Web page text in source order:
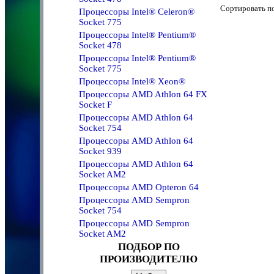
Процессоры Intel® Celeron®
Socket 775
Процессоры Intel® Pentium®
Socket 478
Процессоры Intel® Pentium®
Socket 775
Процессоры Intel® Xeon®
Процессоры AMD Athlon 64 FX
Socket F
Процессоры AMD Athlon 64
Socket 754
Процессоры AMD Athlon 64
Socket 939
Процессоры AMD Athlon 64
Socket AM2
Процессоры AMD Opteron 64
Процессоры AMD Sempron
Socket 754
Процессоры AMD Sempron
Socket AM2
ПОДБОР ПО
ПРОИЗВОДИТЕЛЮ
Сортировать